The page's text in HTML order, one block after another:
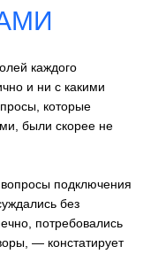
каждого
и ни с какими
которые
были скорее не
подключения
без
потребовались
— констатирует